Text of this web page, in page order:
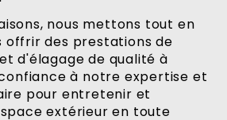
nous mettons tout en
offrir des prestations de
d'élagage de qualité à
à notre expertise et
pour entretenir et
extérieur en toute